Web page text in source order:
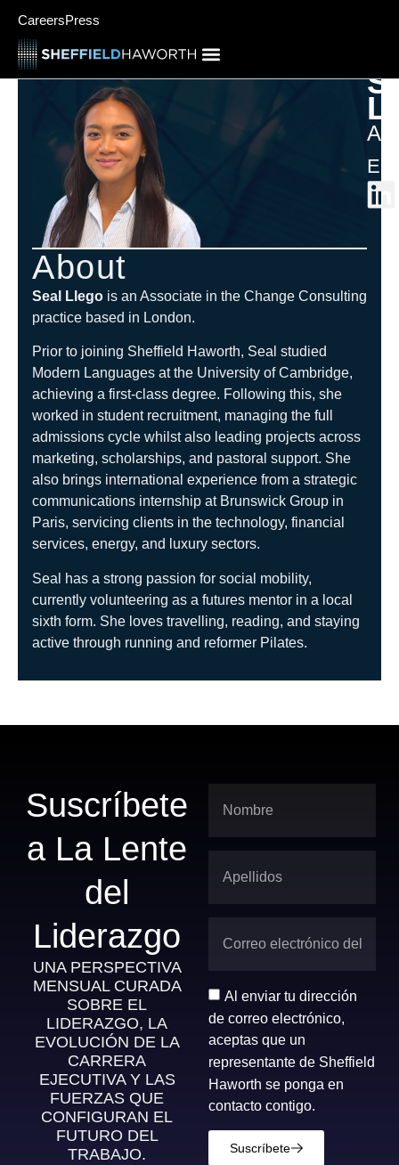
CareersPress
About
Seal Llego is an Associate in the Change Consulting
practice based in London.
Prior to joining Sheffield Haworth, Seal studied
Modern Languages at the University of Cambridge,
achieving a first-class degree. Following this, she
worked in student recruitment, managing the full
admissions cycle whilst also leading projects across
marketing, scholarships, and pastoral support. She
also brings international experience from a strategic
communications internship at Brunswick Group in
Paris, servicing clients in the technology, financial
services, energy, and luxury sectors.
Seal has a strong passion for social mobility,
currently volunteering as a futures mentor in a local
sixth form. She loves travelling, reading, and staying
active through running and reformer Pilates.
Suscríbete
a La Lente
del
Liderazgo
UNA PERSPECTIVA
MENSUAL CURADA
SOBRE EL
LIDERAZGO, LA
EVOLUCIÓN DE LA
CARRERA
EJECUTIVA Y LAS
FUERZAS QUE
CONFIGURAN EL
FUTURO DEL
TRABAJO.
Al enviar tu dirección
de correo electrónico,
aceptas que un
representante de Sheffield
Haworth se ponga en
contacto contigo.
Suscríbete